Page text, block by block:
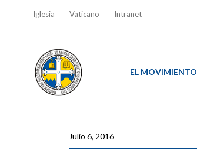
Iglesia Vaticano Intranet
EL MOVIMIENTO
Julio 6, 2016